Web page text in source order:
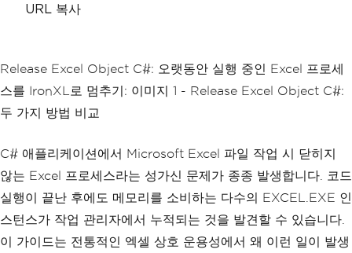
URL 복사
Release Excel Object C#: 오랫동안 실행 중인 Excel 프로세
스를 IronXL로 멈추기: 이미지 1 - Release Excel Object C#:
두 가지 방법 비교
C# 애플리케이션에서 Microsoft Excel 파일 작업 시 닫히지
않는 Excel 프로세스라는 성가신 문제가 종종 발생합니다. 코드
실행이 끝난 후에도 메모리를 소비하는 다수의 EXCEL.EXE 인
스턴스가 작업 관리자에서 누적되는 것을 발견할 수 있습니다.
이 가이드는 전통적인 엑셀 상호 운용성에서 왜 이런 일이 발생